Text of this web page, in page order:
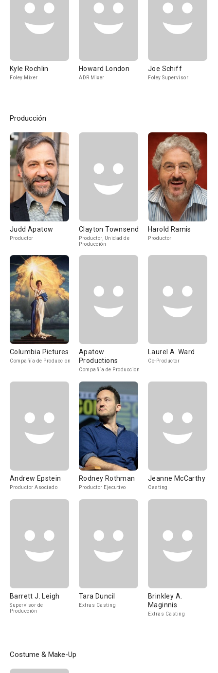
Kyle Rochlin
Foley Mixer
Howard London
ADR Mixer
Joe Schiff
Foley Supervisor
Producción
Judd Apatow
Productor
Clayton Townsend
Productor, Unidad de
Producción
Harold Ramis
Productor
Columbia Pictures
Compañía de Produccion
Apatow
Productions
Compañía de Produccion
Laurel A. Ward
Co-Productor
Andrew Epstein
Productor Asociado
Rodney Rothman
Productor Ejecutivo
Jeanne McCarthy
Casting
Barrett J. Leigh
Supervisor de
Producción
Tara Duncil
Extras Casting
Brinkley A.
Maginnis
Extras Casting
Costume & Make-Up